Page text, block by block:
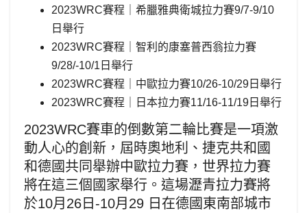
2023WRC賽程｜希臘雅典衛城拉力賽9/7-9/10
日舉行
2023WRC賽程｜智利的康塞普西翁拉力賽
9/28/-10/1日舉行
2023WRC賽程｜中歐拉力賽10/26-10/29日舉行
2023WRC賽程｜日本拉力賽11/16-11/19日舉行
2023WRC賽車的倒數第二輪比賽是一項激
動人心的創新，屆時奧地利、捷克共和國
和德國共同舉辦中歐拉力賽，世界拉力賽
將在這三個國家舉行。這場瀝青拉力賽將
於10月26日-10月29 日在德國東南部城市